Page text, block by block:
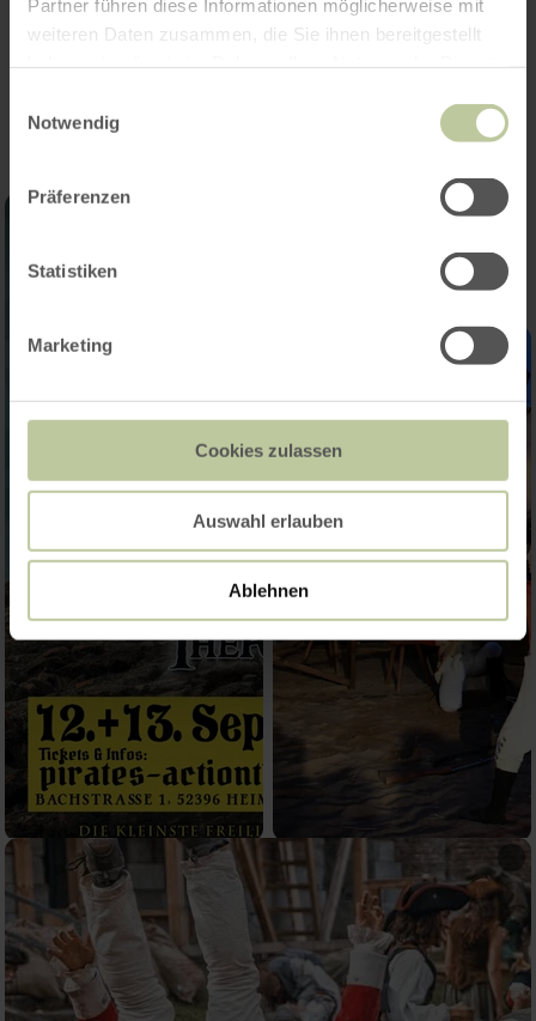
Partner führen diese Informationen möglicherweise mit
weiteren Daten zusammen, die Sie ihnen bereitgestellt
Notwendig
Präferenzen
Statistiken
Marketing
Cookies zulassen
Auswahl erlauben
Ablehnen
Impressionen